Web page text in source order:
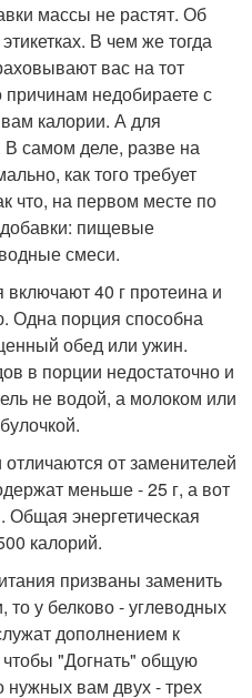
массы не растят. Об
В чем же тогда
вас на тот
причинам недобираете с
калории. А для
самом деле, разве на
как того требует
что, на первом месте по
пищевые
смеси.
40 г протеина и
Одна порция способна
обед или ужин.
в порции недостаточно и
не водой, а молоком или
от заменителей
меньше - 25 г, а вот
Общая энергетическая
калорий.
призваны заменить
у белково - углеводных
дополнением к
"Догнать" общую
нужных вам двух - трех